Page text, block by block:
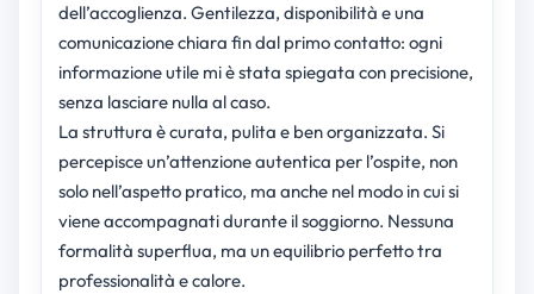
dell’accoglienza. Gentilezza, disponibilità e una
comunicazione chiara fin dal primo contatto: ogni
informazione utile mi è stata spiegata con precisione,
senza lasciare nulla al caso.
La struttura è curata, pulita e ben organizzata. Si
percepisce un’attenzione autentica per l’ospite, non
solo nell’aspetto pratico, ma anche nel modo in cui si
viene accompagnati durante il soggiorno. Nessuna
formalità superflua, ma un equilibrio perfetto tra
professionalità e calore.